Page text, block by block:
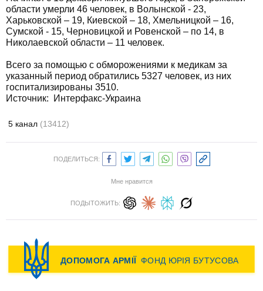
области умерли 46 человек, в Волынской - 23,
Харьковской – 19, Киевской – 18, Хмельницкой – 16,
Сумской - 15, Черновицкой и Ровенской – по 14, в
Николаевской области – 11 человек.
Всего за помощью с обморожениями к медикам за
указанный период обратились 5327 человек, из них
госпитализированы 3510.
Источник: Интерфакс-Украина
5 канал (13412)
ПОДЕЛИТЬСЯ:
Мне нравится
ПОДЫТОЖИТЬ: